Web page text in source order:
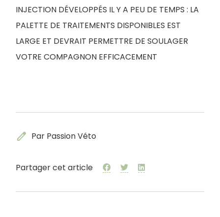
INJECTION DÉVELOPPÉS IL Y A PEU DE TEMPS : LA
PALETTE DE TRAITEMENTS DISPONIBLES EST
LARGE ET DEVRAIT PERMETTRE DE SOULAGER
VOTRE COMPAGNON EFFICACEMENT
edit Par Passion Véto
Partager cet article